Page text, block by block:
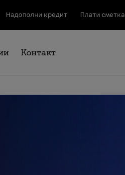
Надополни кредит Плати сметка
Контакт